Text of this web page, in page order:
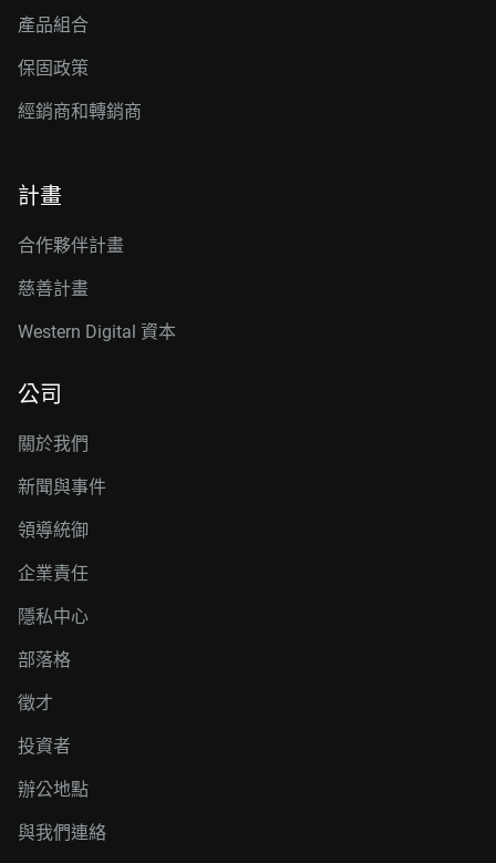
產品組合
保固政策
經銷商和轉銷商
計畫
合作夥伴計畫
慈善計畫
Western Digital 資本
公司
關於我們
新聞與事件
領導統御
企業責任
隱私中心
部落格
徵才
投資者
辦公地點
與我們連絡